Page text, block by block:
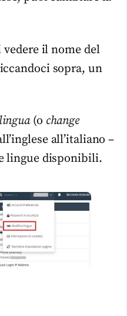
il nome del
sopra, un
(o change
all’italiano –
lingue disponibili.